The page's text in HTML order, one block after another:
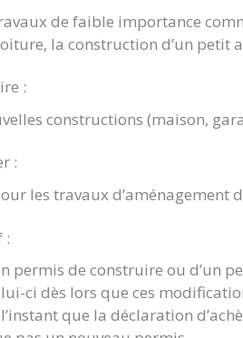
de faible importance
la construction d’un
:
constructions (maison,
:
les travaux d’aménagement
:
permis de construire ou d’un
ci dès lors que ces
que la déclaration